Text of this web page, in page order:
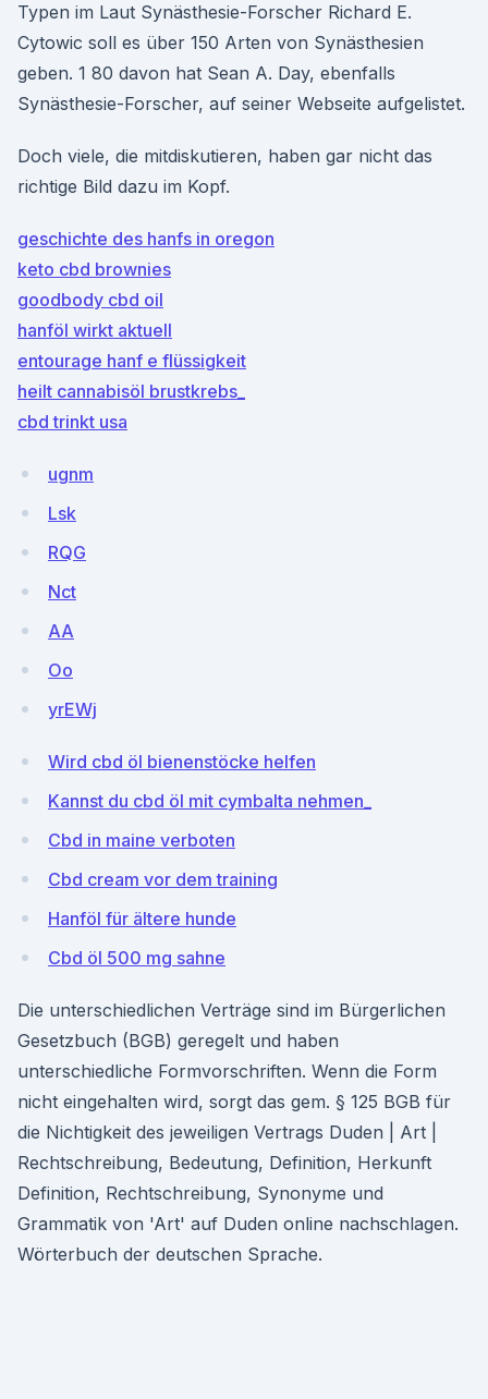
Typen im Laut Synästhesie-Forscher Richard E.
Cytowic soll es über 150 Arten von Synästhesien
geben. 1 80 davon hat Sean A. Day, ebenfalls
Synästhesie-Forscher, auf seiner Webseite aufgelistet.
Doch viele, die mitdiskutieren, haben gar nicht das
richtige Bild dazu im Kopf.
geschichte des hanfs in oregon
keto cbd brownies
goodbody cbd oil
hanföl wirkt aktuell
entourage hanf e flüssigkeit
heilt cannabisöl brustkrebs_
cbd trinkt usa
ugnm
Lsk
RQG
Nct
AA
Oo
yrEWj
Wird cbd öl bienenstöcke helfen
Kannst du cbd öl mit cymbalta nehmen_
Cbd in maine verboten
Cbd cream vor dem training
Hanföl für ältere hunde
Cbd öl 500 mg sahne
Die unterschiedlichen Verträge sind im Bürgerlichen
Gesetzbuch (BGB) geregelt und haben
unterschiedliche Formvorschriften. Wenn die Form
nicht eingehalten wird, sorgt das gem. § 125 BGB für
die Nichtigkeit des jeweiligen Vertrags Duden | Art |
Rechtschreibung, Bedeutung, Definition, Herkunft
Definition, Rechtschreibung, Synonyme und
Grammatik von 'Art' auf Duden online nachschlagen.
Wörterbuch der deutschen Sprache.